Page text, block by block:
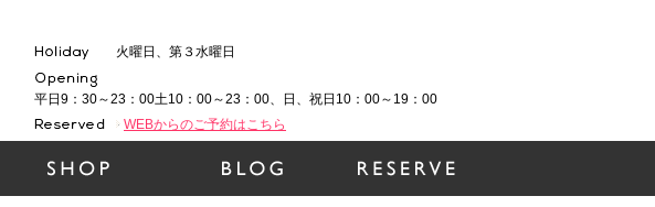
火曜日、第３水曜日
平日9：30～23：00土10：00～23：00、日、祝日10：00～19：00
WEBからのご予約はこちら